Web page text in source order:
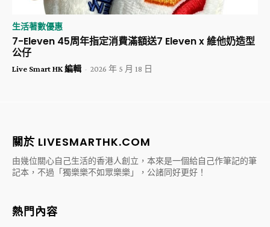
生活著數優惠
7-Eleven 45周年指定消費滿額送7 Eleven x 維他奶造型
公仔
Live Smart HK 編輯 - 2026 年 5 月 18 日
關於 LIVESMARTHK.COM
由幾位關心自己生活的香港人創立，本來是一個給自己作筆記的筆
記本，不過「獨樂樂不如眾樂樂」，公諸同好更好！
熱門內容